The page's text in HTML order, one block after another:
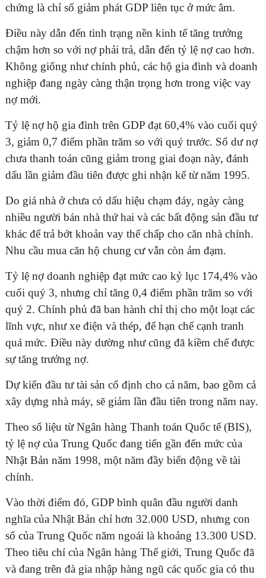
chứng là chỉ số giảm phát GDP liên tục ở mức âm.
Điều này dẫn đến tình trạng nền kinh tế tăng trưởng
chậm hơn so với nợ phải trả, dẫn đến tỷ lệ nợ cao hơn.
Không giống như chính phủ, các hộ gia đình và doanh
nghiệp đang ngày càng thận trọng hơn trong việc vay
nợ mới.
Tỷ lệ nợ hộ gia đình trên GDP đạt 60,4% vào cuối quý
3, giảm 0,7 điểm phần trăm so với quý trước. Số dư nợ
chưa thanh toán cũng giảm trong giai đoạn này, đánh
dấu lần giảm đầu tiên được ghi nhận kể từ năm 1995.
Do giá nhà ở chưa có dấu hiệu chạm đáy, ngày càng
nhiều người bán nhà thứ hai và các bất động sản đầu tư
khác để trả bớt khoản vay thế chấp cho căn nhà chính.
Nhu cầu mua căn hộ chung cư vẫn còn ảm đạm.
Tỷ lệ nợ doanh nghiệp đạt mức cao kỷ lục 174,4% vào
cuối quý 3, nhưng chỉ tăng 0,4 điểm phần trăm so với
quý 2. Chính phủ đã ban hành chỉ thị cho một loạt các
lĩnh vực, như xe điện và thép, để hạn chế cạnh tranh
quá mức. Điều này dường như cũng đã kiềm chế được
sự tăng trưởng nợ.
Dự kiến đầu tư tài sản cố định cho cả năm, bao gồm cả
xây dựng nhà máy, sẽ giảm lần đầu tiên trong năm nay.
Theo số liệu từ Ngân hàng Thanh toán Quốc tế (BIS),
tỷ lệ nợ của Trung Quốc đang tiến gần đến mức của
Nhật Bản năm 1998, một năm đầy biến động về tài
chính.
Vào thời điểm đó, GDP bình quân đầu người danh
nghĩa của Nhật Bản chỉ hơn 32.000 USD, nhưng con
số của Trung Quốc năm ngoái là khoảng 13.300 USD.
Theo tiêu chí của Ngân hàng Thế giới, Trung Quốc đã
và đang trên đà gia nhập hàng ngũ các quốc gia có thu
HOÀN THÀNH
Đăng ký tư vấn trực tiếp 24/7:
0835182528 - 0819151818